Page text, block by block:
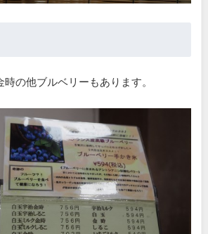
の他ブルベリーもあります。